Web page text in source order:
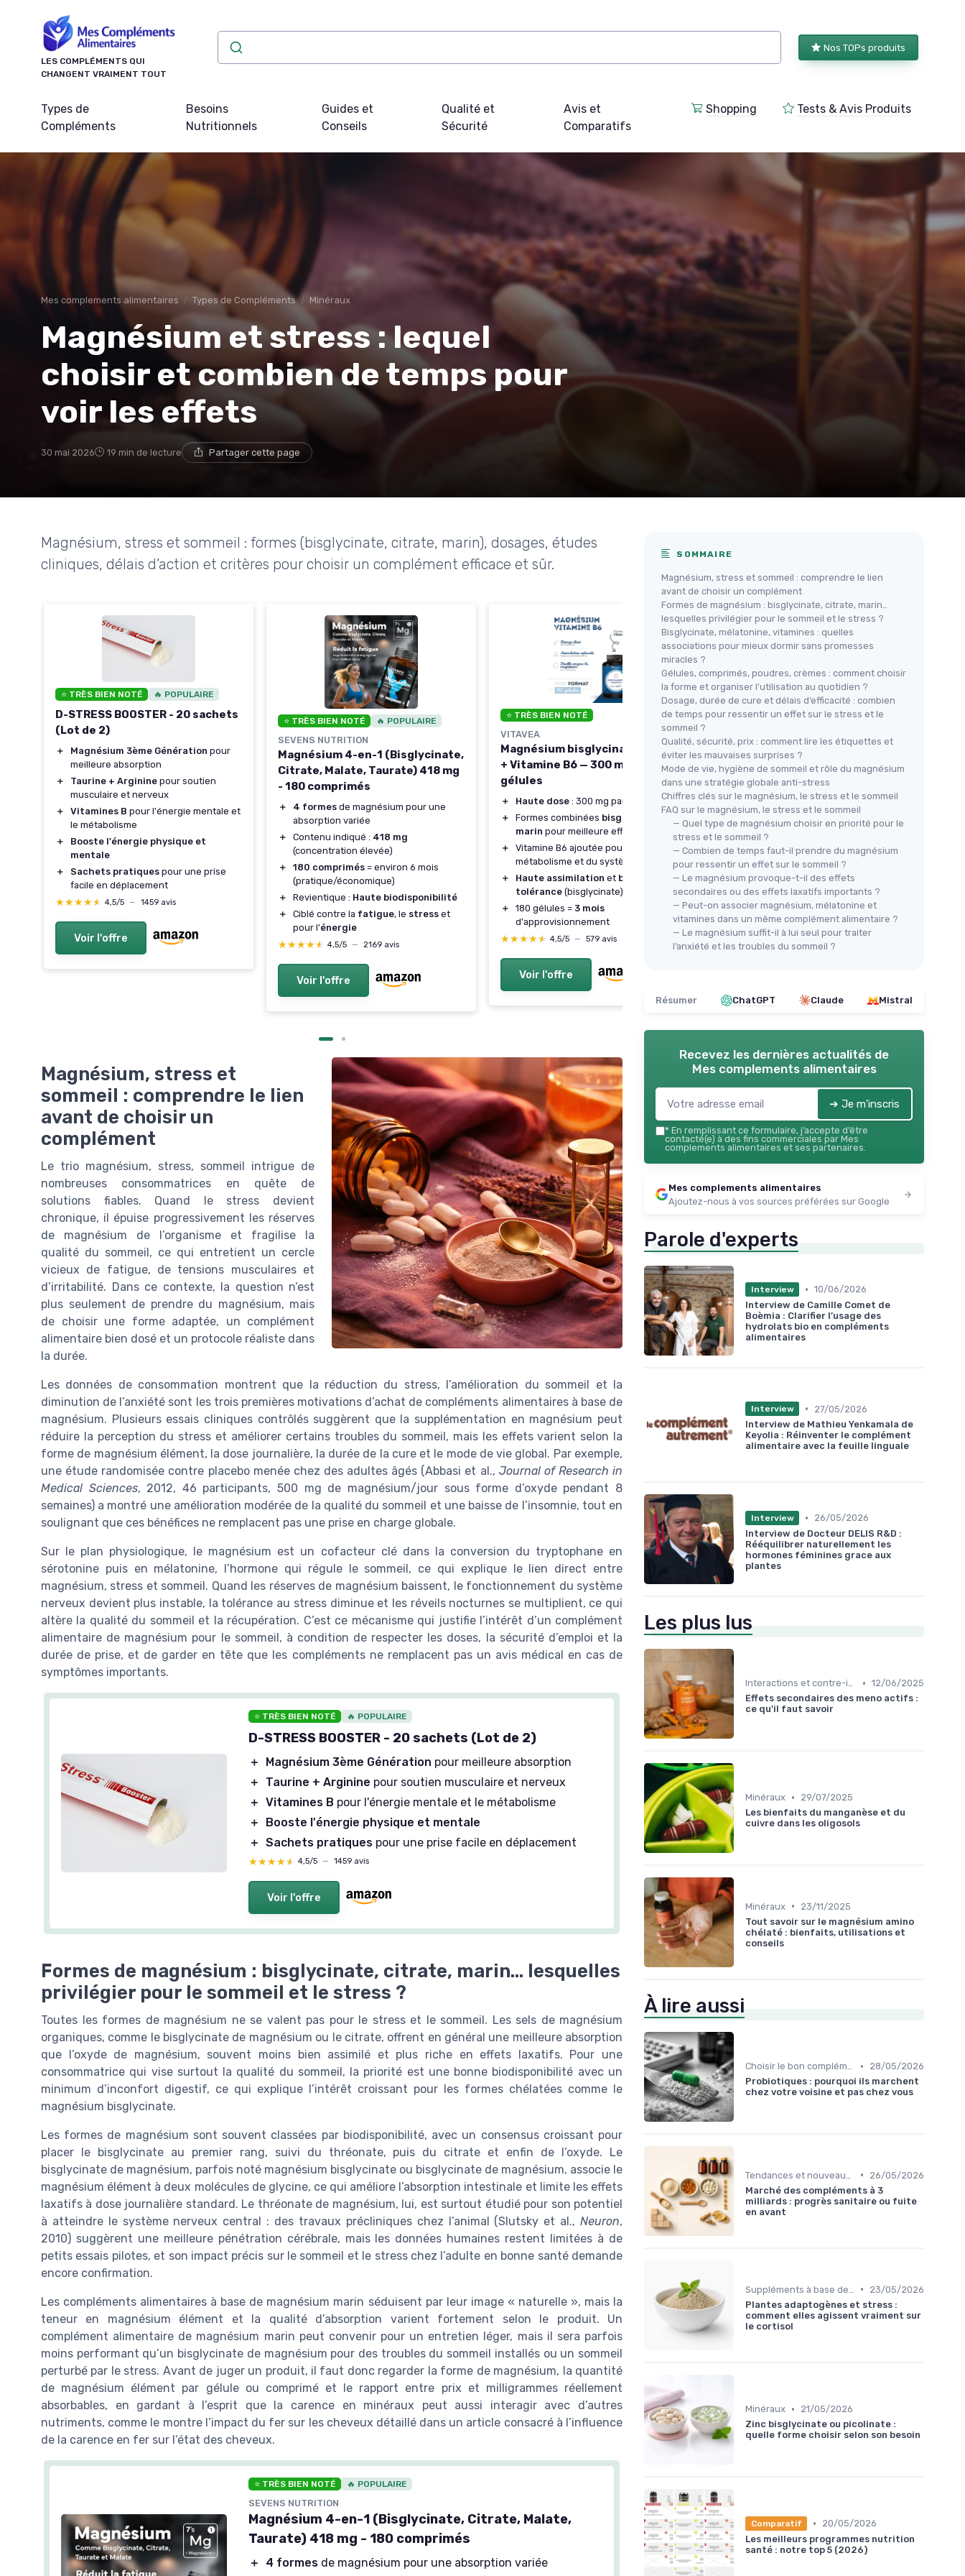
LES COMPLÉMENTS QUI
CHANGENT VRAIMENT TOUT
Nos TOPs produits
Types de
Compléments
Besoins
Nutritionnels
Guides et
Conseils
Qualité et
Sécurité
Avis et
Comparatifs
Shopping Tests & Avis Produits
Mes complements alimentaires Types de Compléments Minéraux
Magnésium et stress : lequel
choisir et combien de temps pour
voir les effets
30 mai 2026 19 min de lecture Partager cette page
Magnésium, stress et sommeil : formes (bisglycinate, citrate, marin), dosages, études
cliniques, délais d’action et critères pour choisir un complément efficace et sûr.
⭐ TRÈS BIEN NOTÉ 🔥 POPULAIRE
D-STRESS BOOSTER - 20 sachets
(Lot de 2)
＋ Magnésium 3ème Génération pour
meilleure absorption
＋
Taurine + Arginine pour soutien
musculaire et nerveux
＋
Vitamines B pour l'énergie mentale et
le métabolisme
＋
Booste l'énergie physique et
mentale
＋
Sachets pratiques pour une prise
facile en déplacement
★★★★★
★★★★★ 4,5/5 — 1459 avis
Voir l'offre
⭐ TRÈS BIEN NOTÉ 🔥 POPULAIRE
SEVENS NUTRITION
Magnésium 4-en-1 (Bisglycinate,
Citrate, Malate, Taurate) 418 mg
- 180 comprimés
＋ 4 formes de magnésium pour une
absorption variée
＋
Contenu indiqué : 418 mg
(concentration élevée)
＋
180 comprimés = environ 6 mois
(pratique/économique)
＋
Revientique : Haute biodisponibilité
＋
Ciblé contre la fatigue, le stress et
pour l'énergie
★★★★★
★★★★★ 4,5/5 — 2169 avis
Voir l'offre
⭐ TRÈS BIEN NOTÉ
VITAVEA
Magnésium bisglycinate & marin
+ Vitamine B6 — 300 mg — 180
gélules
＋ Haute dose : 300 mg par portion
＋
Formes combinées bisglycinate et
marin pour meilleure efficacité
＋
Vitamine B6 ajoutée pour soutien du
métabolisme et du système nerveux
＋
Haute assimilation et bonne
tolérance (bisglycinate)
＋
180 gélules = 3 mois
d'approvisionnement
★★★★★
★★★★★ 4,5/5 — 579 avis
Voir l'offre
🔥 POPULAIRE
NUTRIBRAIN
Magnésium 3-en-1 - 190 gélules
＋ Haute absorptionet biodisponibilité
optimisée
＋
Formulation complète: Bisglycinate,
Citrate, Malate
＋
Polyvalent
— énergie, sommeil et
récupération musculaire
＋ Anti-fatigueetanti-stressmis en
avant
＋
Grand format: 190 gélules pour une
longue durée
★★★★★
★★★★★ 4,4/5 — 1844 avis
Magnésium, stress et
sommeil : comprendre le lien
avant de choisir un
complément
Le trio magnésium, stress, sommeil intrigue de
nombreuses consommatrices en quête de
solutions fiables. Quand le stress devient
chronique, il épuise progressivement les réserves
de magnésium de l’organisme et fragilise la
qualité du sommeil, ce qui entretient un cercle
vicieux de fatigue, de tensions musculaires et
d’irritabilité. Dans ce contexte, la question n’est
plus seulement de prendre du magnésium, mais
de choisir une forme adaptée, un complément
alimentaire bien dosé et un protocole réaliste dans
la durée.
Les données de consommation montrent que la réduction du stress, l’amélioration du sommeil et la
diminution de l’anxiété sont les trois premières motivations d’achat de compléments alimentaires à base de
magnésium. Plusieurs essais cliniques contrôlés suggèrent que la supplémentation en magnésium peut
réduire la perception du stress et améliorer certains troubles du sommeil, mais les effets varient selon la
forme de magnésium élément, la dose journalière, la durée de la cure et le mode de vie global. Par exemple,
une étude randomisée contre placebo menée chez des adultes âgés (Abbasi et al., Journal of Research in
Medical Sciences, 2012, 46 participants, 500 mg de magnésium/jour sous forme d’oxyde pendant 8
semaines) a montré une amélioration modérée de la qualité du sommeil et une baisse de l’insomnie, tout en
soulignant que ces bénéfices ne remplacent pas une prise en charge globale.
Sur le plan physiologique, le magnésium est un cofacteur clé dans la conversion du tryptophane en
sérotonine puis en mélatonine, l’hormone qui régule le sommeil, ce qui explique le lien direct entre
magnésium, stress et sommeil. Quand les réserves de magnésium baissent, le fonctionnement du système
nerveux devient plus instable, la tolérance au stress diminue et les réveils nocturnes se multiplient, ce qui
altère la qualité du sommeil et la récupération. C’est ce mécanisme qui justifie l’intérêt d’un complément
alimentaire de magnésium pour le sommeil, à condition de respecter les doses, la sécurité d’emploi et la
durée de prise, et de garder en tête que les compléments ne remplacent pas un avis médical en cas de
symptômes importants.
⭐ TRÈS BIEN NOTÉ 🔥 POPULAIRE
D-STRESS BOOSTER - 20 sachets (Lot de 2)
＋ Magnésium 3ème Génération pour meilleure absorption
＋
Taurine + Arginine pour soutien musculaire et nerveux
＋ Vitamines B pour l'énergie mentale et le métabolisme
＋
Booste l'énergie physique et mentale
＋ Sachets pratiques pour une prise facile en déplacement
★★★★★
★★★★★ 4,5/5 — 1459 avis
Voir l'offre
Formes de magnésium : bisglycinate, citrate, marin… lesquelles
privilégier pour le sommeil et le stress ?
Toutes les formes de magnésium ne se valent pas pour le stress et le sommeil. Les sels de magnésium
organiques, comme le bisglycinate de magnésium ou le citrate, offrent en général une meilleure absorption
que l’oxyde de magnésium, souvent moins bien assimilé et plus riche en effets laxatifs. Pour une
consommatrice qui vise surtout la qualité du sommeil, la priorité est une bonne biodisponibilité avec un
minimum d’inconfort digestif, ce qui explique l’intérêt croissant pour les formes chélatées comme le
magnésium bisglycinate.
Les formes de magnésium sont souvent classées par biodisponibilité, avec un consensus croissant pour
placer le bisglycinate au premier rang, suivi du thréonate, puis du citrate et enfin de l’oxyde. Le
bisglycinate de magnésium, parfois noté magnésium bisglycinate ou bisglycinate de magnésium, associe le
magnésium élément à deux molécules de glycine, ce qui améliore l’absorption intestinale et limite les effets
laxatifs à dose journalière standard. Le thréonate de magnésium, lui, est surtout étudié pour son potentiel
à atteindre le système nerveux central : des travaux précliniques chez l’animal (Slutsky et al., Neuron,
2010) suggèrent une meilleure pénétration cérébrale, mais les données humaines restent limitées à de
petits essais pilotes, et son impact précis sur le sommeil et le stress chez l’adulte en bonne santé demande
encore confirmation.
Les compléments alimentaires à base de magnésium marin séduisent par leur image « naturelle », mais la
teneur en magnésium élément et la qualité d’absorption varient fortement selon le produit. Un
complément alimentaire de magnésium marin peut convenir pour un entretien léger, mais il sera parfois
moins performant qu’un bisglycinate de magnésium pour des troubles du sommeil installés ou un sommeil
perturbé par le stress. Avant de juger un produit, il faut donc regarder la forme de magnésium, la quantité
de magnésium élément par gélule ou comprimé et le rapport entre prix et milligrammes réellement
absorbables, en gardant à l’esprit que la carence en minéraux peut aussi interagir avec d’autres
nutriments, comme le montre l’impact du fer sur les cheveux détaillé dans un article consacré à l’influence
de la carence en fer sur l’état des cheveux.
⭐ TRÈS BIEN NOTÉ 🔥 POPULAIRE
SEVENS NUTRITION
Magnésium 4-en-1 (Bisglycinate, Citrate, Malate,
Taurate) 418 mg - 180 comprimés
＋ 4 formes de magnésium pour une absorption variée
SOMMAIRE
Magnésium, stress et sommeil : comprendre le lien
avant de choisir un complément
Formes de magnésium : bisglycinate, citrate, marin…
lesquelles privilégier pour le sommeil et le stress ?
Bisglycinate, mélatonine, vitamines : quelles
associations pour mieux dormir sans promesses
miracles ?
Gélules, comprimés, poudres, crèmes : comment choisir
la forme et organiser l’utilisation au quotidien ?
Dosage, durée de cure et délais d’efficacité : combien
de temps pour ressentir un effet sur le stress et le
sommeil ?
Qualité, sécurité, prix : comment lire les étiquettes et
éviter les mauvaises surprises ?
Mode de vie, hygiène de sommeil et rôle du magnésium
dans une stratégie globale anti-stress
Chiffres clés sur le magnésium, le stress et le sommeil
FAQ sur le magnésium, le stress et le sommeil
— Quel type de magnésium choisir en priorité pour le
stress et le sommeil ?
— Combien de temps faut-il prendre du magnésium
pour ressentir un effet sur le sommeil ?
— Le magnésium provoque-t-il des effets
secondaires ou des effets laxatifs importants ?
— Peut-on associer magnésium, mélatonine et
vitamines dans un même complément alimentaire ?
— Le magnésium suffit-il à lui seul pour traiter
l’anxiété et les troubles du sommeil ?
Résumer ChatGPT Claude Mistral
Recevez les dernières actualités de
Mes complements alimentaires
➔ Je m'inscris
* En remplissant ce formulaire, j’accepte d’être
contacté(e) à des fins commerciales par Mes
complements alimentaires et ses partenaires.
Mes complements alimentaires
Ajoutez-nous à vos sources préférées sur Google
Parole d'experts
Interview • 10/06/2026
Interview de Camille Comet de
Boèmia : Clarifier l’usage des
hydrolats bio en compléments
alimentaires
Interview •
27/05/2026
Interview de Mathieu Yenkamala de
Keyolia : Réinventer le complément
alimentaire avec la feuille linguale
Interview •
26/05/2026
Interview de Docteur DELIS R&D :
Rééquilibrer naturellement les
hormones féminines grace aux
plantes
Les plus lus
Interactions et contre-indications • 12/06/2025
Effets secondaires des meno actifs :
ce qu'il faut savoir
Minéraux •
29/07/2025
Les bienfaits du manganèse et du
cuivre dans les oligosols
Minéraux •
23/11/2025
Tout savoir sur le magnésium amino
chélaté : bienfaits, utilisations et
conseils
À lire aussi
Choisir le bon complément •
28/05/2026
Probiotiques : pourquoi ils marchent
chez votre voisine et pas chez vous
•
26/05/2026
Marché des compléments à 3
milliards : progrès sanitaire ou fuite
en avant
•
23/05/2026
Plantes adaptogènes et stress :
comment elles agissent vraiment sur
le cortisol
Minéraux •
21/05/2026
Zinc bisglycinate ou picolinate :
quelle forme choisir selon son besoin
Comparatif •
20/05/2026
Les meilleurs programmes nutrition
santé : notre top 5 (2026)